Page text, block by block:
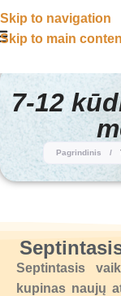
Skip to navigation
Skip to main
7-12
Pagrindinis /
Septintasis
kupinas naujų